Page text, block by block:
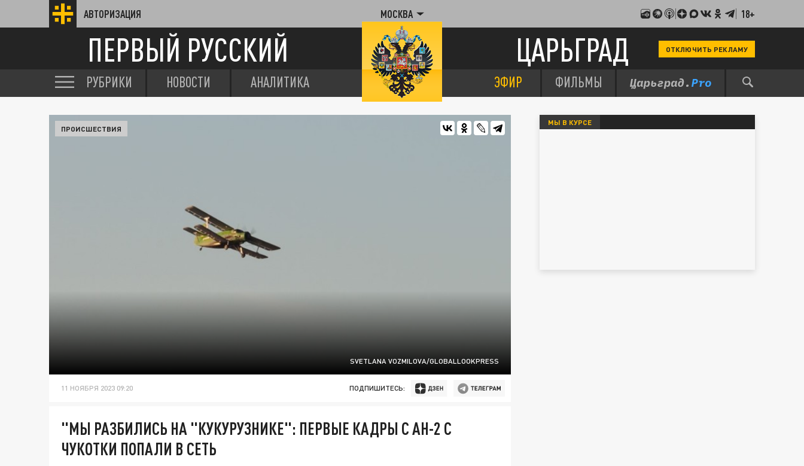
АВТОРИЗАЦИЯ МОСКВА 18+
ПЕРВЫЙ РУССКИЙ ЦАРЬГРАД ОТКЛЮЧИТЬ РЕКЛАМУ
РУБРИКИ НОВОСТИ АНАЛИТИКА ЭФИР ФИЛЬМЫ
SVETLANA VOZMILOVA/GLOBALLOOKPRESS
ПРОИСШЕСТВИЯ
11 НОЯБРЯ 2023 09:20 ПОДПИШИТЕСЬ:
"МЫ РАЗБИЛИСЬ НА "КУКУРУЗНИКЕ": ПЕРВЫЕ КАДРЫ С АН-2 С
ЧУКОТКИ ПОПАЛИ В СЕТЬ
МЫ В КУРСЕ